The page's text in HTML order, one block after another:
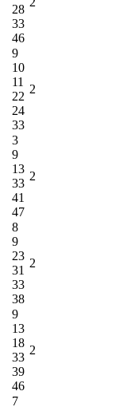
28
33
46
9
10
11
22
24
33
2
3
9
13
33
41
47
2
8
9
23
31
33
38
2
9
13
18
33
39
46
2
7